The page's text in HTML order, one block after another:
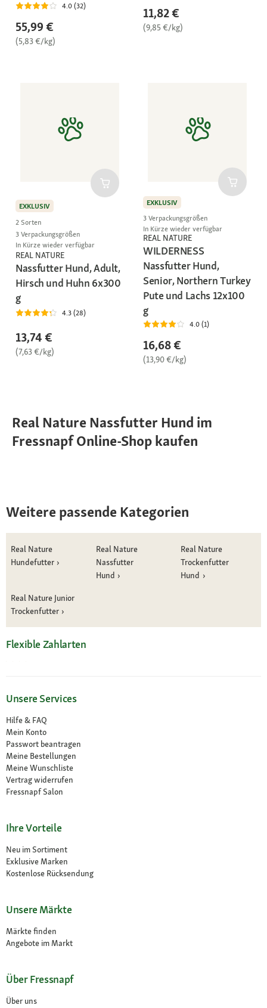
4.0 (32)
55,99 €
(5,83 €/kg)
11,82 €
(9,85 €/kg)
EXKLUSIV
2 Sorten
3 Verpackungsgrößen
In Kürze wieder verfügbar
REAL NATURE
Nassfutter Hund, Adult,
Hirsch und Huhn 6x300
g
4.3 (28)
13,74 €
(7,63 €/kg)
EXKLUSIV
3 Verpackungsgrößen
In Kürze wieder verfügbar
REAL NATURE
WILDERNESS
Nassfutter Hund,
Senior, Northern Turkey
Pute und Lachs 12x100
g
4.0 (1)
16,68 €
(13,90 €/kg)
Real Nature Nassfutter Hund im
Fressnapf Online-Shop kaufen
Weitere passende Kategorien
Real Nature
Hundefutter
Real Nature
Nassfutter
Hund
Real Nature
Trockenfutter
Hund
Real Nature Junior
Trockenfutter
Flexible Zahlarten
Unsere Services
Hilfe & FAQ
Mein Konto
Passwort beantragen
Meine Bestellungen
Meine Wunschliste
Vertrag widerrufen
Fressnapf Salon
Ihre Vorteile
Neu im Sortiment
Exklusive Marken
Kostenlose Rücksendung
Unsere Märkte
Märkte finden
Angebote im Markt
Über Fressnapf
Über uns